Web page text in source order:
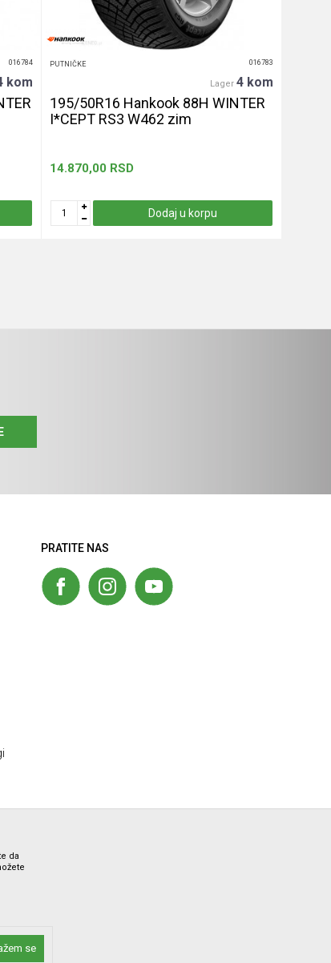
016784
kom
PUTNIČKE 016783
Lager 4 kom
195/50R16 Hankook 88H WINTER
I*CEPT RS3 W462 zim
14.870,00 RSD
Dodaj u korpu
PRATITE NAS
grešaka. Svi artikli prikazani na sajtu su deo naše
na 012/7100321.
da
se